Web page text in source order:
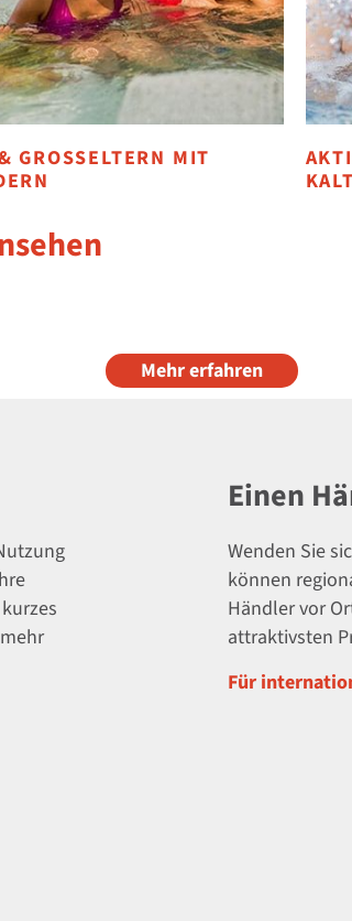
MIT K
Mehr erfahren
Einen
Wenden Sie
können
Händler vor
attraktivsten
Für